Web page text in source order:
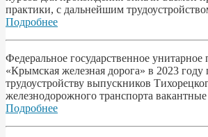
практики, с дальнейшим
Подробнее
Федеральное государственное унитарное
«Крымская железная дорога» в 2023 году
трудоустройству выпускников
железнодорожного транспорта
Подробнее